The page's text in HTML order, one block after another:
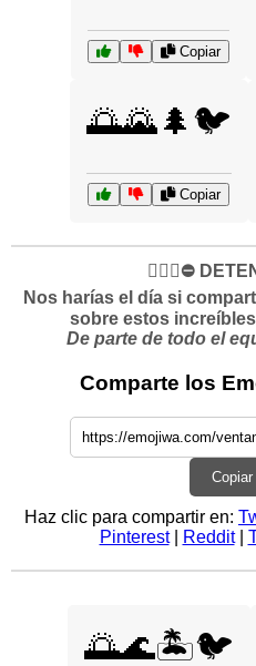
Copiar
🌅🌄🌲🐦
Copiar
✋🏻🛑⛔️
Nos harías el día si
sobre estos
De parte de todo el
Comparte los
Copiar
Haz clic para compartir en:
Pinterest| Reddit|
🌅🌊🏝️🐦